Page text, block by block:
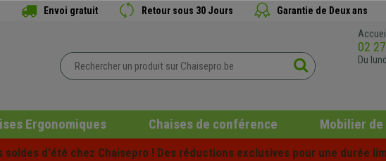
Envoi gratuit Retour sous 30 Jours Garantie de Deux ans
02
Du
Ergonomiques Chaises de conférence Mobilier de
soldes d'été chez Chaisepro ! Des réductions exclusives pour une durée